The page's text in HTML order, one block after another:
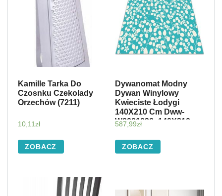
Kamille Tarka Do
Czosnku Czekolady
Orzechów (7211)
10,11 zł
ZOBACZ
Dywanomat Modny
Dywan Winylowy
Kwieciste Łodygi
140X210 Cm Dww-
W0001096_140X210
587,99zł
ZOBACZ